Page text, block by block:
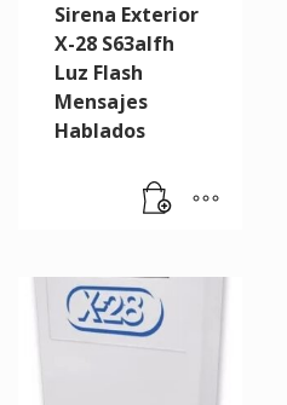
Sirena Exterior
X-28 S63alfh
Luz Flash
Mensajes
Hablados